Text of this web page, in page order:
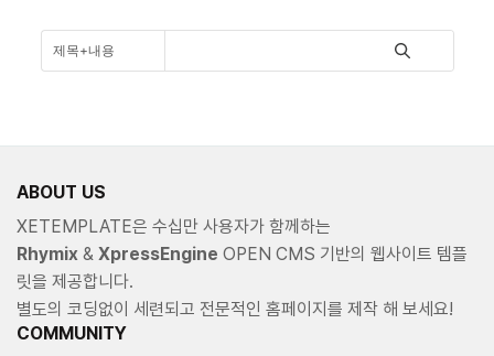
ABOUT US
XETEMPLATE은 수십만 사용자가 함께하는
Rhymix & XpressEngine OPEN CMS 기반의 웹사이트 템플
릿을 제공합니다.
별도의 코딩없이 세련되고 전문적인 홈페이지를 제작 해 보세요!
COMMUNITY